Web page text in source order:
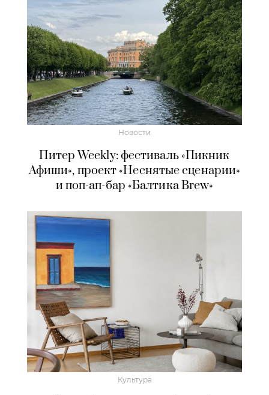
Новости
Питер Weekly: фестиваль «Пикник
Афиши», проект «Неснятые сценарии»
и поп-ап-бар «Балтика Brew»
Культура